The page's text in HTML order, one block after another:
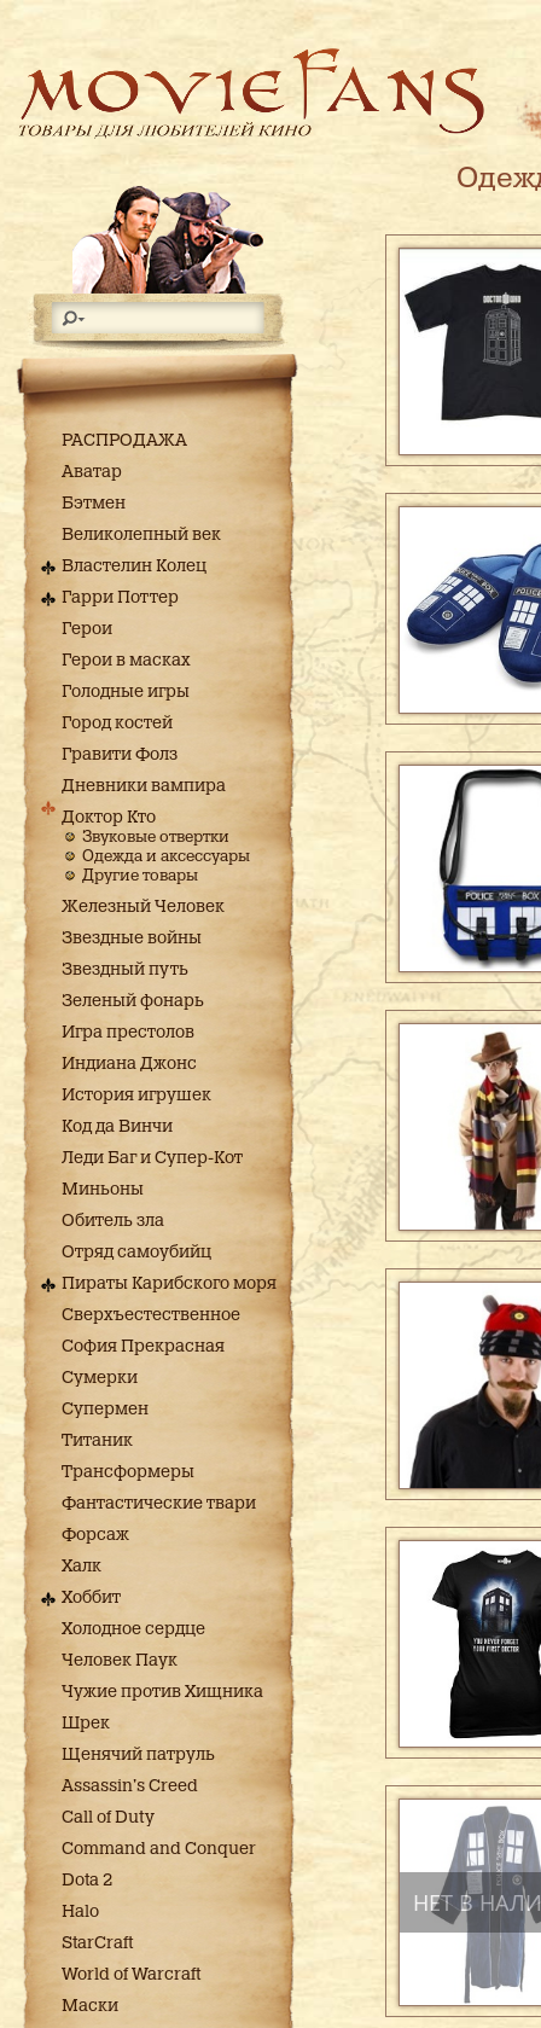
РАСПРОДАЖА
Аватар
Бэтмен
Великолепный век
Властелин Колец
Гарри Поттер
Герои
Герои в масках
Голодные игры
Город костей
Гравити Фолз
Дневники вампира
Доктор Кто
Звуковые отвертки
Одежда и аксессуары
Другие товары
Железный Человек
Звездные войны
Звездный путь
Зеленый фонарь
Игра престолов
Индиана Джонс
История игрушек
Код да Винчи
Леди Баг и Супер-Кот
Миньоны
Обитель зла
Отряд самоубийц
Пираты Карибского моря
Сверхъестественное
София Прекрасная
Сумерки
Супермен
Титаник
Трансформеры
Фантастические твари
Форсаж
Халк
Хоббит
Холодное сердце
Человек Паук
Чужие против Хищника
Шрек
Щенячий патруль
Assassin's Creed
Call of Duty
Command and Conquer
Dota 2
Halo
StarCraft
World of Warcraft
Маски
НЕТ В